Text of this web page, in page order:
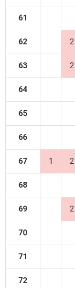
61
62 2
63 2
64
65
66
67 1 2
68
69 2
70
71
72